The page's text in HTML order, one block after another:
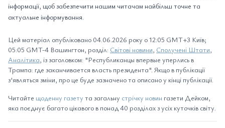
інформації, щоб забезпечити нашим читачам найбільш точне та
актуальне інформування.
Цей матеріал опубліковано 04.06.2026 року о 12:05 GMT+3 Київ;
05:05 GMT-4 Вашингтон, розділ: Світові новини, Сполучені Штати,
Аналітика, із заголовком: "Республиканцы впервые уперлись в
Трампа: где заканчивается власть президента". Якщо в публікації
з'являться зміни, про це буде зазначено та описано у кінці публікації.
Читайте щоденну газету та загальну стрічку новин газети Дейком,
яка поєднує багато цікавого в понад 40 розділах з усіх куточків світу.